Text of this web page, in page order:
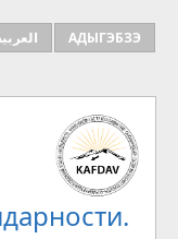
АДЫГЭБЗЭ